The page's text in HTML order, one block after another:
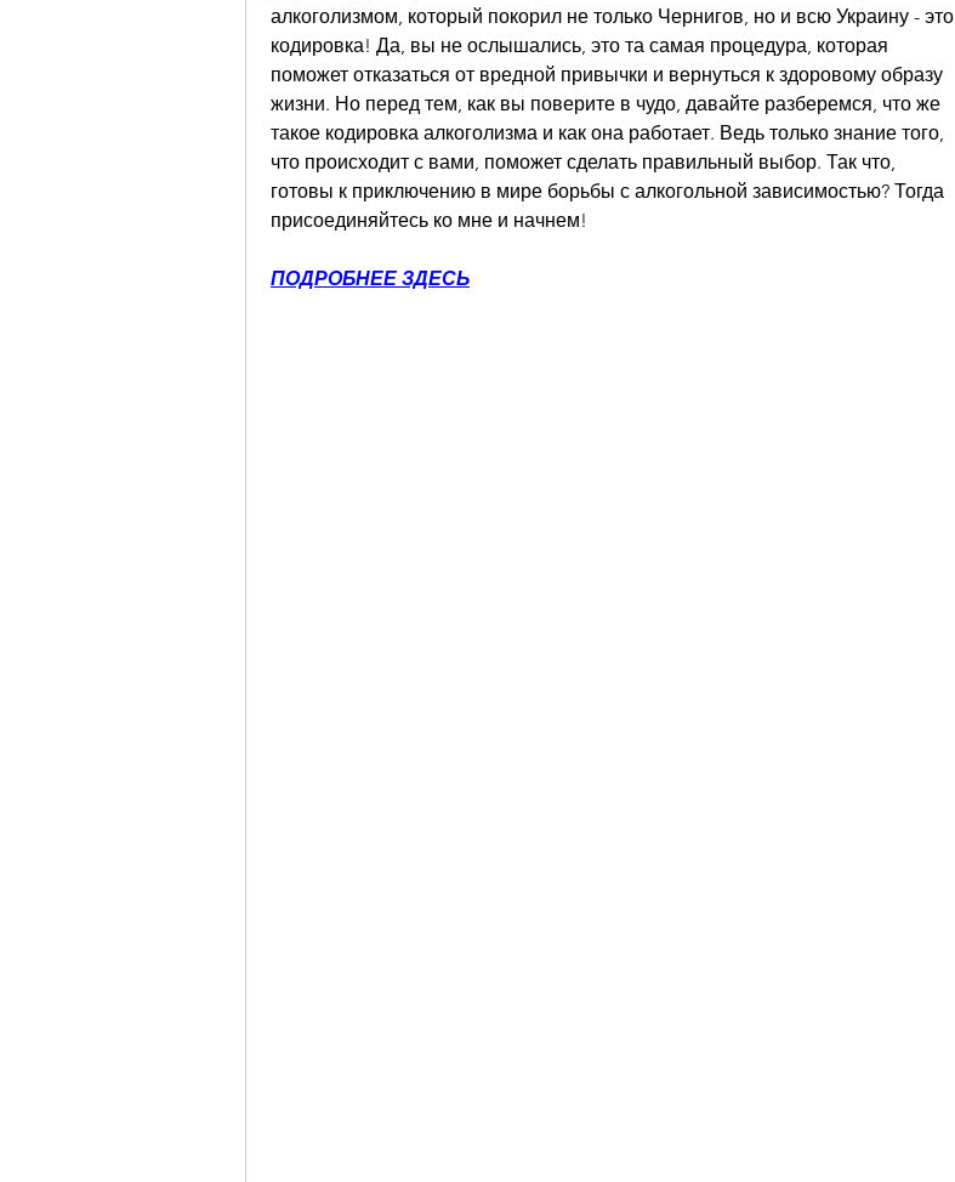
алкоголизмом, который покорил не только Чернигов, но и всю Украину - это
кодировка! Да, вы не ослышались, это та самая процедура, которая
поможет отказаться от вредной привычки и вернуться к здоровому образу
жизни. Но перед тем, как вы поверите в чудо, давайте разберемся, что же
такое кодировка алкоголизма и как она работает. Ведь только знание того,
что происходит с вами, поможет сделать правильный выбор. Так что,
готовы к приключению в мире борьбы с алкогольной зависимостью? Тогда
присоединяйтесь ко мне и начнем!
ПОДРОБНЕЕ ЗДЕСЬ